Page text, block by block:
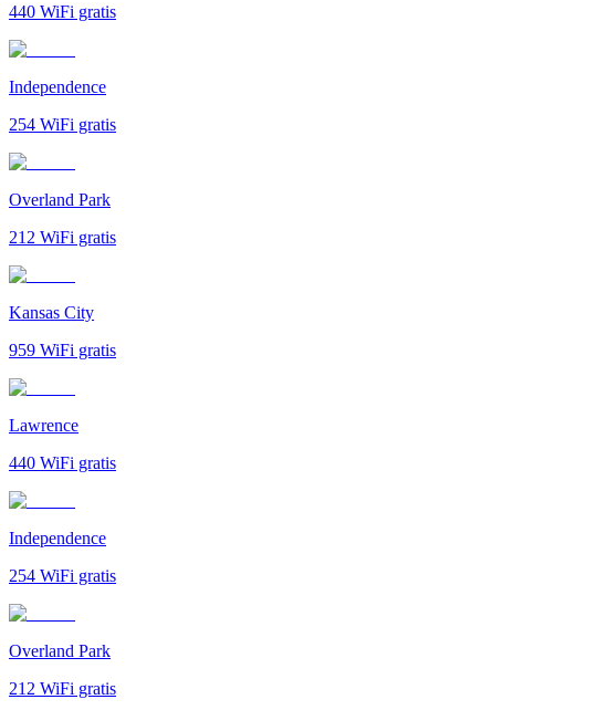
440 WiFi gratis
Independence
254 WiFi gratis
Overland Park
212 WiFi gratis
Kansas City
959 WiFi gratis
Lawrence
440 WiFi gratis
Independence
254 WiFi gratis
Overland Park
212 WiFi gratis